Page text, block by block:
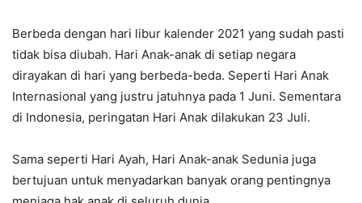
Berbeda dengan hari libur kalender 2021 yang sudah pasti
tidak bisa diubah. Hari Anak-anak di setiap negara
dirayakan di hari yang berbeda-beda. Seperti Hari Anak
Internasional yang justru jatuhnya pada 1 Juni. Sementara
di Indonesia, peringatan Hari Anak dilakukan 23 Juli.
Sama seperti Hari Ayah, Hari Anak-anak Sedunia juga
bertujuan untuk menyadarkan banyak orang pentingnya